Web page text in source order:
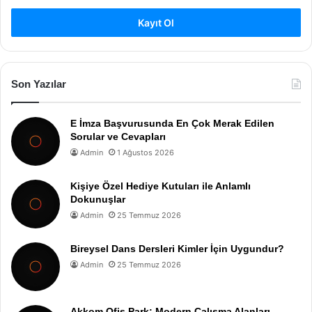
Kayıt Ol
Son Yazılar
E İmza Başvurusunda En Çok Merak Edilen
Sorular ve Cevapları
Admin 1 Ağustos 2026
Kişiye Özel Hediye Kutuları ile Anlamlı
Dokunuşlar
Admin 25 Temmuz 2026
Bireysel Dans Dersleri Kimler İçin Uygundur?
Admin 25 Temmuz 2026